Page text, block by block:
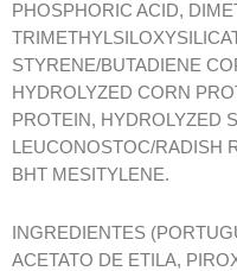
PHOSPHORIC ACID,
STYRENE/BUTADIENE
HYDROLYZED CORN
PROTEIN, HYDROLYZED
LEUCONOSTOC/RADISH
BHT MESITYLENE.
INGREDIENTES
ACETATO DE ETILA,